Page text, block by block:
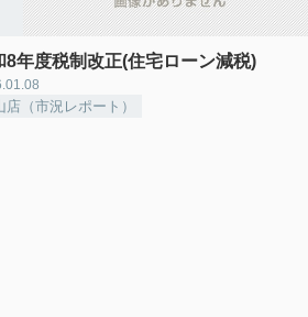
8年度税制改正(住宅ローン減税)
店（市況レポート）